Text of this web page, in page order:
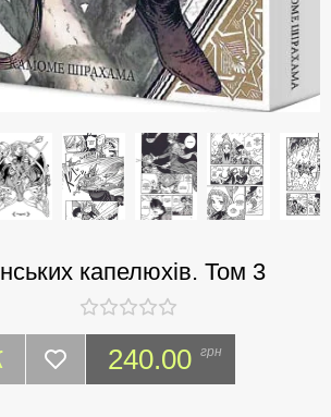
капелюхів. Том 3
240.00 грн